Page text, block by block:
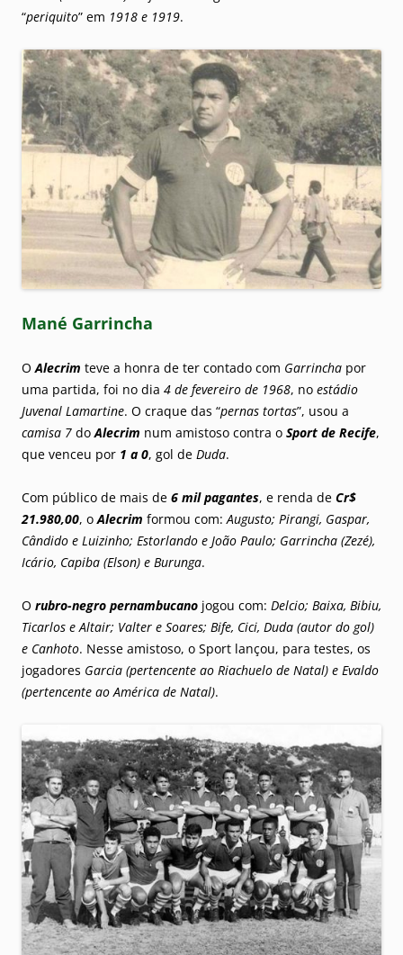
“periquito” em 1918 e 1919.
Mané Garrincha
OAlecrim teve a honra de ter contado com Garrincha por
uma partida, foi no dia 4 de fevereiro de 1968, no estádio
Juvenal Lamartine. O craque das “pernas tortas”, usou a
camisa 7 doAlecrim num amistoso contra o Sport de Recife,
que venceu por 1 a 0, gol de Duda.
Com público de mais de 6 mil pagantes, e renda de Cr$
21.980,00, oAlecrim formou com:Augusto; Pirangi, Gaspar,
Cândido e Luizinho; Estorlando e João Paulo; Garrincha (Zezé),
Icário, Capiba (Elson) e Burunga.
O rubro-negro pernambucano jogou com: Delcio; Baixa, Bibiu,
Ticarlos e Altair; Valter e Soares; Bife, Cici, Duda (autor do gol)
e Canhoto. Nesse amistoso, o Sport lançou, para testes, os
jogadores Garcia (pertencente ao Riachuelo de Natal) e Evaldo
(pertencente ao América de Natal).